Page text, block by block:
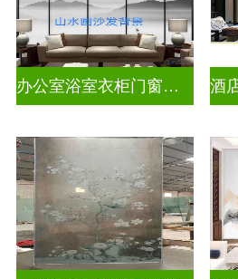
办公室浴室衣柜门窗户山水画玻璃